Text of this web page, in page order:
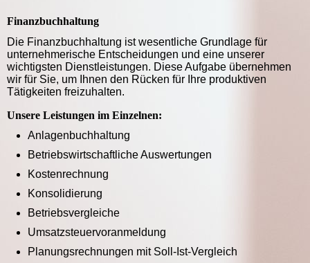
Finanzbuchhaltung
Die Finanzbuchhaltung ist wesentliche Grundlage für
unternehmerische Entscheidungen und eine unserer
wichtigsten Dienstleistungen. Diese Aufgabe übernehmen
wir für Sie, um Ihnen den Rücken für Ihre produktiven
Tätigkeiten freizuhalten.
Unsere Leistungen im Einzelnen:
Anlagenbuchhaltung
Betriebswirtschaftliche Auswertungen
Kostenrechnung
Konsolidierung
Betriebsvergleiche
Umsatzsteuervoranmeldung
Planungsrechnungen mit Soll-Ist-Vergleich